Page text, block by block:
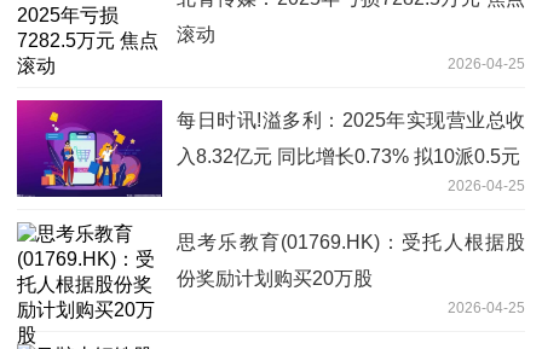
滚动
2026-04-25
每日时讯!溢多利：2025年实现营业总收
入8.32亿元 同比增长0.73% 拟10派0.5元
2026-04-25
思考乐教育(01769.HK)：受托人根据股
份奖励计划购买20万股
2026-04-25